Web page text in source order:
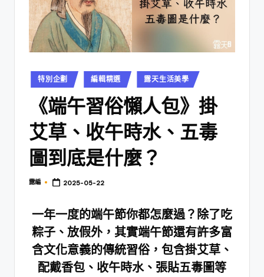
Posted
in
特別企劃 編輯精選 露天生活美學
《端午習俗懶人包》掛
艾草、收午時水、五毒
圖到底是什麼？
Posted
露編 2025-05-22
一年一度的端午節你都怎麼過？除了吃
粽子、放假外，其實端午節還有許多富
含文化意義的傳統習俗，包含掛艾草、
配戴香包、收午時水、張貼五毒圖等